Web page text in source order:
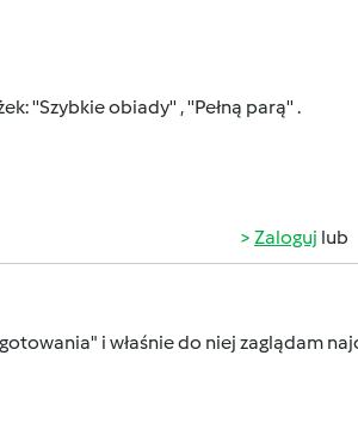
''Szybkie obiady'' , ''Pełną parą'' .
Zaloguj lub
i właśnie do niej zaglądam